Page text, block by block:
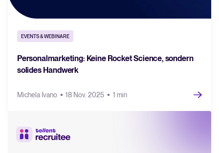
EVENTS & WEBINARE
Personalmarketing: Keine Rocket Science, sondern
solides Handwerk
Michela Ivano 18 Nov. 2025 1 min